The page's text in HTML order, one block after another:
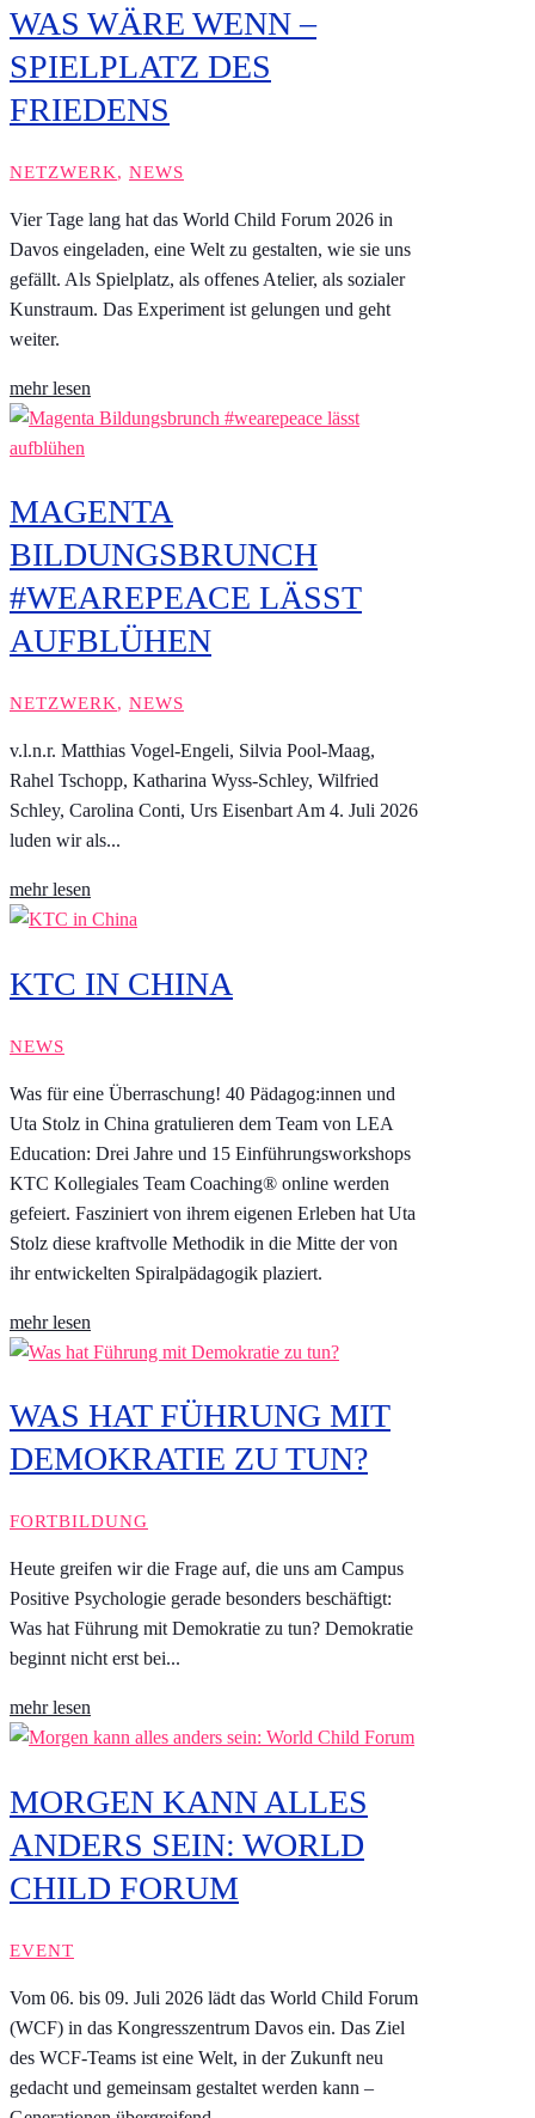
WAS WÄRE WENN –
SPIELPLATZ DES
FRIEDENS
NETZWERK, NEWS
Vier Tage lang hat das World Child Forum 2026 in
Davos eingeladen, eine Welt zu gestalten, wie sie uns
gefällt. Als Spielplatz, als offenes Atelier, als sozialer
Kunstraum. Das Experiment ist gelungen und geht
weiter.
mehr lesen
MAGENTA
BILDUNGSBRUNCH
#WEAREPEACE LÄSST
AUFBLÜHEN
NETZWERK, NEWS
v.l.n.r. Matthias Vogel-Engeli, Silvia Pool-Maag,
Rahel Tschopp, Katharina Wyss-Schley, Wilfried
Schley, Carolina Conti, Urs Eisenbart Am 4. Juli 2026
luden wir als...
mehr lesen
KTC IN CHINA
NEWS
Was für eine Überraschung! 40 Pädagog:innen und
Uta Stolz in China gratulieren dem Team von LEA
Education: Drei Jahre und 15 Einführungsworkshops
KTC Kollegiales Team Coaching® online werden
gefeiert. Fasziniert von ihrem eigenen Erleben hat Uta
Stolz diese kraftvolle Methodik in die Mitte der von
ihr entwickelten Spiralpädagogik plaziert.
mehr lesen
WAS HAT FÜHRUNG MIT
DEMOKRATIE ZU TUN?
FORTBILDUNG
Heute greifen wir die Frage auf, die uns am Campus
Positive Psychologie gerade besonders beschäftigt:
Was hat Führung mit Demokratie zu tun? Demokratie
beginnt nicht erst bei...
mehr lesen
MORGEN KANN ALLES
ANDERS SEIN: WORLD
CHILD FORUM
EVENT
Vom 06. bis 09. Juli 2026 lädt das World Child Forum
(WCF) in das Kongresszentrum Davos ein. Das Ziel
des WCF-Teams ist eine Welt, in der Zukunft neu
gedacht und gemeinsam gestaltet werden kann –